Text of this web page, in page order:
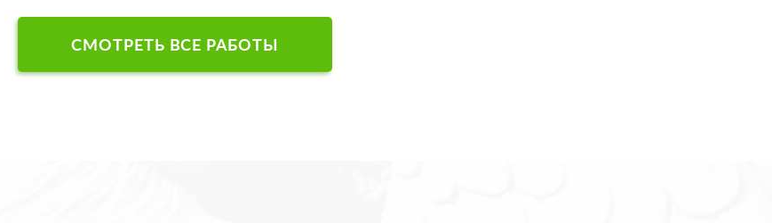
СМОТРЕТЬ ВСЕ РАБОТЫ